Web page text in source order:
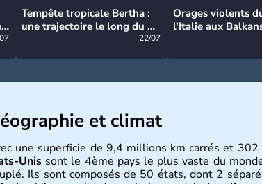
Tempête tropicale Bertha :
une trajectoire le long du du
22/07
Orages violents
l'Italie aux
et climat
une superficie de 9,4 millions km carrés et
Unis sont le 4ème pays le plus vaste du
Ils sont composés de 50 états, dont 2